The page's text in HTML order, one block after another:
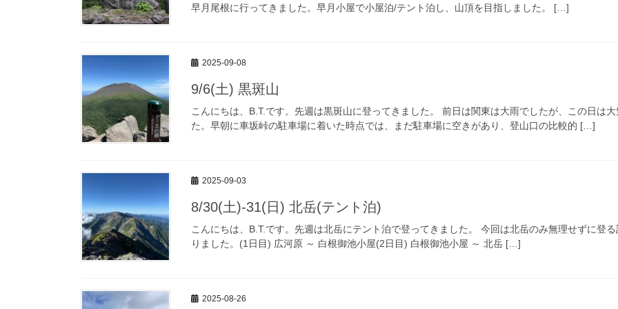
早月尾根に行ってきました。早月小屋で小屋泊/テント泊し、山頂を目指しました。 […]
2025-09-08
9/6(土) 黒斑山
こんにちは、B.T.です。先週は黒斑山に登ってきました。 前日は関東は大雨でしたが、この日は
た。早朝に車坂峠の駐車場に着いた時点では、まだ駐車場に空きがあり、登山口の比較的 […]
2025-09-03
8/30(土)-31(日) 北岳(テント泊)
こんにちは、B.T.です。先週は北岳にテント泊で登ってきました。 今回は北岳のみ無理せずに登
りました。(1日目) 広河原 ～ 白根御池小屋(2日目) 白根御池小屋 ～ 北岳 […]
2025-08-26